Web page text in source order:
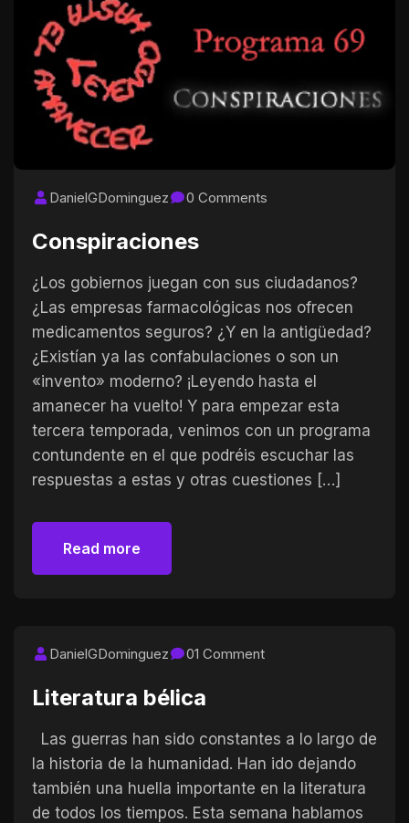
DanielGDominguez 0 Comments
Conspiraciones
¿Los gobiernos juegan con sus ciudadanos?
¿Las empresas farmacológicas nos ofrecen
medicamentos seguros? ¿Y en la antigüedad?
¿Existían ya las confabulaciones o son un
«invento» moderno? ¡Leyendo hasta el
amanecer ha vuelto! Y para empezar esta
tercera temporada, venimos con un programa
contundente en el que podréis escuchar las
respuestas a estas y otras cuestiones […]
Read more
DanielGDominguez 01 Comment
Literatura bélica
Las guerras han sido constantes a lo largo de
la historia de la humanidad. Han ido dejando
también una huella importante en la literatura
de todos los tiempos. Esta semana hablamos